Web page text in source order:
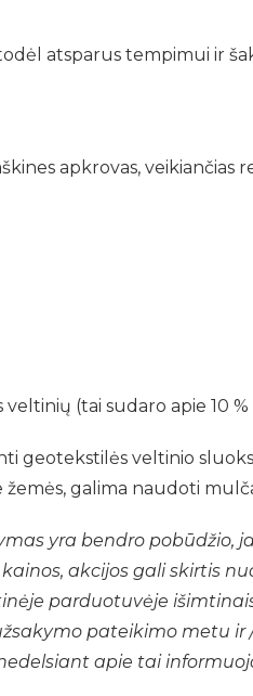
atsparus tempimui ir
apkrovas, veikiančias
(tai sudaro apie 10
geotekstilės veltinio
galima naudoti
yra bendro pobūdžio,
akcijos gali skirtis
parduotuvėje
pateikimo metu ir
apie tai